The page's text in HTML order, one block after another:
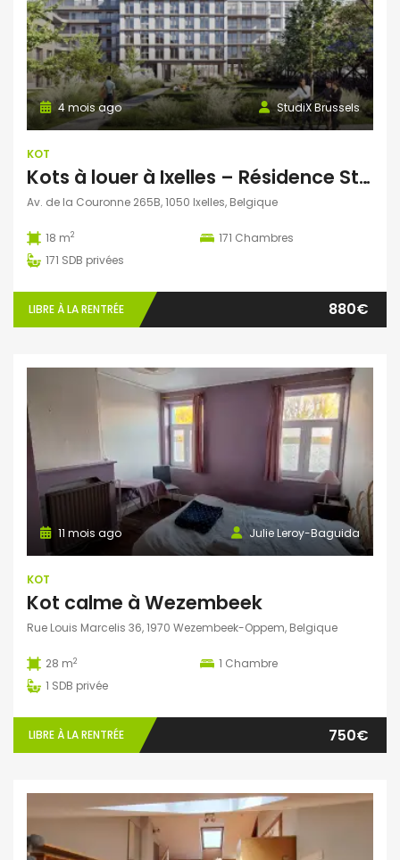
StudiX Brussels
4 mois ago
KOT
Kots à louer à Ixelles – Résidence StudiX
Av. de la Couronne 265B, 1050 Ixelles, Belgique
18 m2 171 Chambres
171 SDB privées
LIBRE À LA RENTRÉE 880€
Julie Leroy-Baguida
11 mois ago
KOT
Kot calme à Wezembeek
Rue Louis Marcelis 36, 1970 Wezembeek-Oppem, Belgique
28 m2 1 Chambre
1 SDB privée
LIBRE À LA RENTRÉE 750€